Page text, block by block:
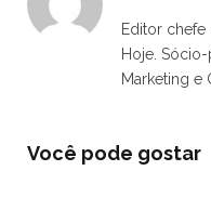
Editor chefe
Hoje.
Marketing e
Você pode gostar